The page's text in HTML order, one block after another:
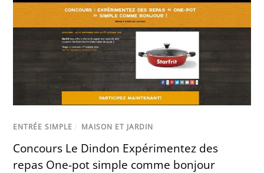
ENTRÉE SIMPLE / MAISON ET JARDIN
Concours Le Dindon Expérimentez des
repas One-pot simple comme bonjour